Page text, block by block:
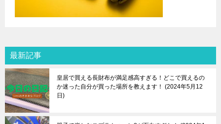
最新記事
皇居で買える長財布が満足感高すぎる！どこで買えるの
か迷った自分が買った場所を教えます！
2024年5月12
日